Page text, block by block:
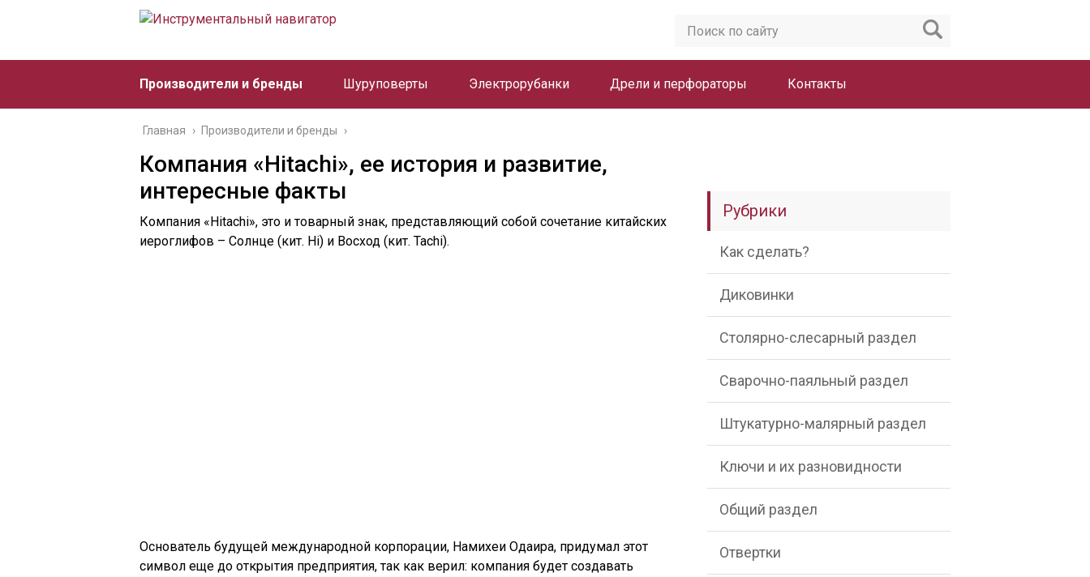
Производители и бренды Шуруповерты Электрорубанки Дрели и перфораторы Контакты
Главная › Производители и бренды ›
Компания «Hitachi», ее история и развитие,
интересные факты
Компания «Hitachi», это и товарный знак, представляющий собой сочетание китайских
иероглифов – Солнце (кит. Hi) и Восход (кит. Tachi).
Основатель будущей международной корпорации, Намихеи Одаира, придумал этот
символ еще до открытия предприятия, так как верил: компания будет создавать
Рубрики
Как сделать?
Диковинки
Столярно-слесарный раздел
Сварочно-паяльный раздел
Штукатурно-малярный раздел
Ключи и их разновидности
Общий раздел
Отвертки